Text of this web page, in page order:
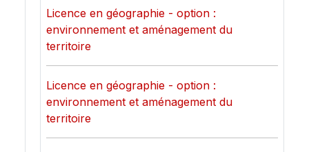
Licence en géographie - option :
environnement et aménagement du
territoire
Licence en géographie - option :
environnement et aménagement du
territoire